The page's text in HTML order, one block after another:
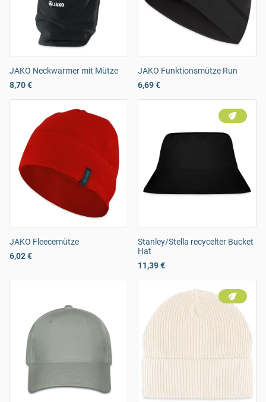
JAKO Neckwarmer mit Mütze
8,70 €
JAKO Funktionsmütze Run
6,69 €
JAKO Fleecemütze
6,02 €
Stanley/Stella recycelter Bucket
Hat
11,39 €